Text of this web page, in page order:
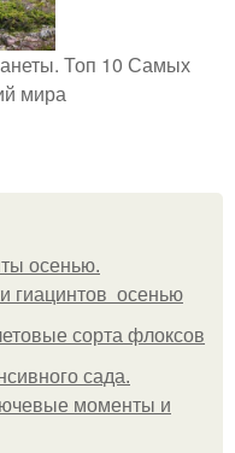
Топ 10 Самых
мира
осенью.
гиацинтов осенью
сорта флоксов
сада.
моменты и